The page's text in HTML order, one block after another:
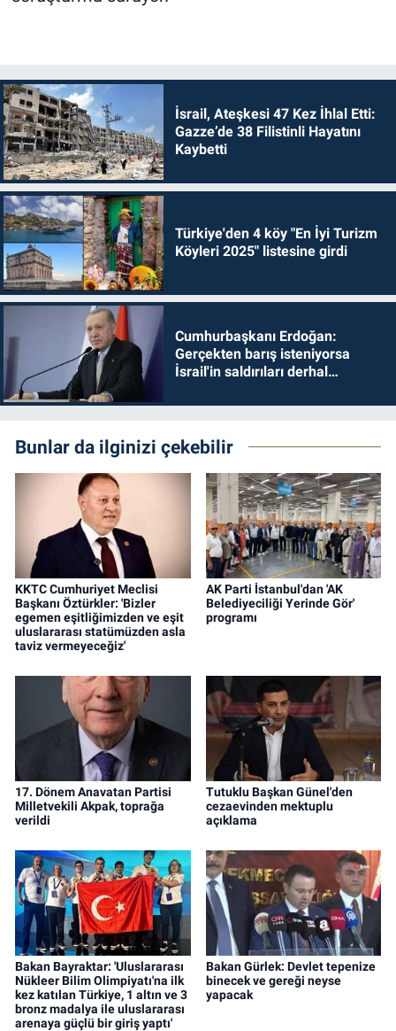
İsrail, Ateşkesi 47 Kez İhlal Etti:
Gazze’de 38 Filistinli Hayatını
Kaybetti
Türkiye'den 4 köy "En İyi Turizm
Köyleri 2025" listesine girdi
Cumhurbaşkanı Erdoğan:
Gerçekten barış isteniyorsa
İsrail'in saldırıları derhal
Bunlar da ilginizi çekebilir
KKTC Cumhuriyet Meclisi
Başkanı Öztürkler: 'Bizler
egemen eşitliğimizden ve eşit
uluslararası statümüzden asla
taviz vermeyeceğiz'
AK Parti İstanbul'dan 'AK
Belediyeciliği Yerinde Gör'
programı
17. Dönem Anavatan Partisi
Milletvekili Akpak, toprağa
verildi
Tutuklu Başkan Günel'den
cezaevinden mektuplu
açıklama
Bakan Bayraktar: 'Uluslararası
Nükleer Bilim Olimpiyatı'na ilk
kez katılan Türkiye, 1 altın ve 3
bronz madalya ile uluslararası
arenaya güçlü bir giriş yaptı'
Bakan Gürlek: Devlet tepenize
binecek ve gereği neyse
yapacak